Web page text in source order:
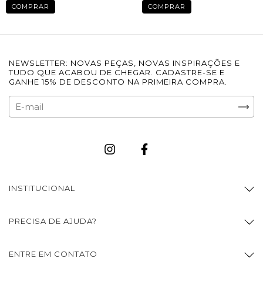
COMPRAR COMPRAR
NEWSLETTER: NOVAS PEÇAS, NOVAS INSPIRAÇÕES E
TUDO QUE ACABOU DE CHEGAR. CADASTRE-SE E
GANHE 15% DE DESCONTO NA PRIMEIRA COMPRA.
INSTITUCIONAL
PRECISA DE AJUDA?
ENTRE EM CONTATO